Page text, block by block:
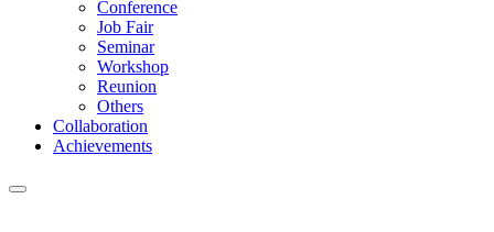
Conference
Job Fair
Seminar
Workshop
Reunion
Others
Collaboration
Achievements